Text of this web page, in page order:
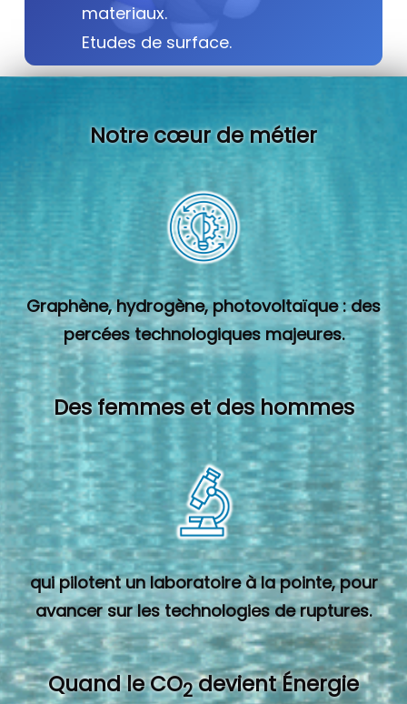
materiaux.
Etudes de surface.
Notre cœur de métier
Graphène, hydrogène, photovoltaïque : des
percées technologiques majeures.
Des femmes et des hommes
qui pilotent un laboratoire à la pointe, pour
avancer sur les technologies de ruptures.
Quand le CO2devient Énergie